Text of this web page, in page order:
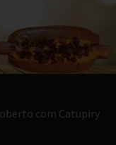
com Catupiry